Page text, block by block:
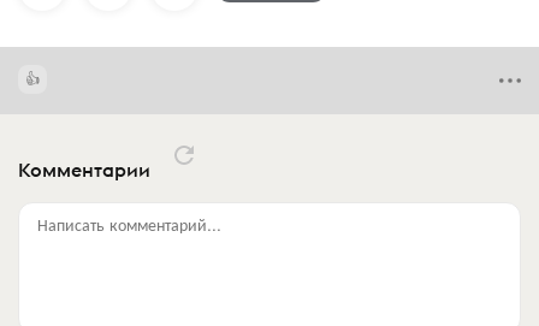
Комментарии
Написать комментарий...